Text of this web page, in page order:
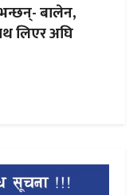
बालेन,
लिएर अघि